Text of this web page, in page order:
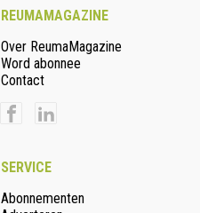
REUMAMAGAZINE
Over ReumaMagazine
Word abonnee
Contact
SERVICE
Abonnementen